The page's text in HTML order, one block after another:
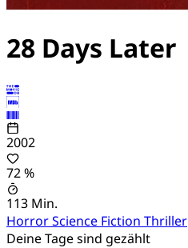
28 Days Later
2002
72 %
113 Min.
HorrorScience Fiction Thriller
Deine Tage sind gezählt